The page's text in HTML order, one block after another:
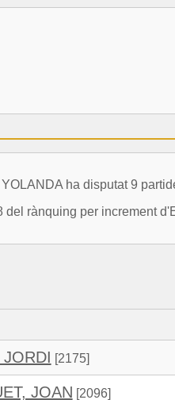
ha disputat 9
rànquing per increment
[2175]
JOAN [2096]